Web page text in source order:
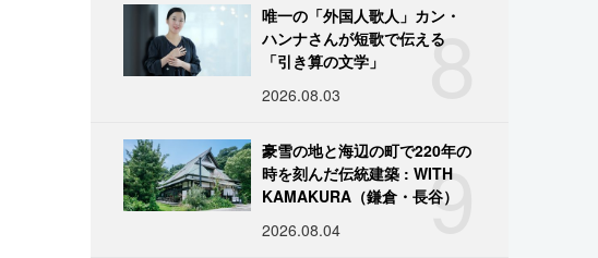
8
唯一の「外国人歌人」カン・
ハンナさんが短歌で伝える
「引き算の文学」
2026.08.03
9
豪雪の地と海辺の町で220年の
時を刻んだ伝統建築 : WITH
KAMAKURA（鎌倉・長谷）
2026.08.04